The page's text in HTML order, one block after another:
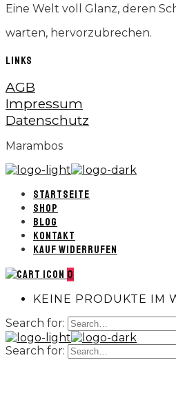
Eine Welt voll Glanz, deren
warten, hervorzubrechen.
LINKS
AGB
Impressum
Datenschutz
Marambos
STARTSEITE
SHOP
BLOG
KONTAKT
KAUF WIDERRUFEN
0
KEINE PRODUKTE IM
Search for:
Search for: